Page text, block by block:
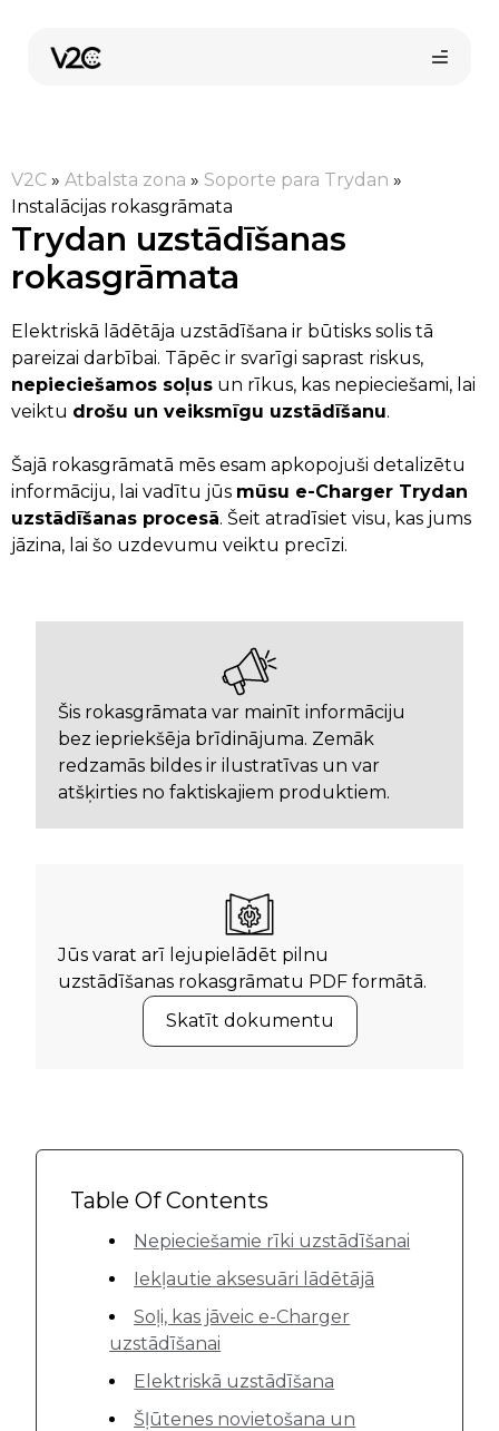
content
V2C » Atbalsta zona » Soporte para Trydan »
Instalācijas rokasgrāmata
Trydan uzstādīšanas
rokasgrāmata
Elektriskā lādētāja uzstādīšana ir būtisks solis tā
pareizai darbībai. Tāpēc ir svarīgi saprast riskus,
nepieciešamos soļus un rīkus, kas nepieciešami, lai
veiktu drošu un veiksmīgu uzstādīšanu.
Šajā rokasgrāmatā mēs esam apkopojuši detalizētu
informāciju, lai vadītu jūs mūsu e-Charger Trydan
uzstādīšanas procesā. Šeit atradīsiet visu, kas jums
jāzina, lai šo uzdevumu veiktu precīzi.
Šis rokasgrāmata var mainīt informāciju
bez iepriekšēja brīdinājuma. Zemāk
redzamās bildes ir ilustratīvas un var
atšķirties no faktiskajiem produktiem.
Jūs varat arī lejupielādēt pilnu
uzstādīšanas rokasgrāmatu PDF formātā.
Skatīt dokumentu
Table Of Contents
Nepieciešamie rīki uzstādīšanai
Iekļautie aksesuāri lādētājā
Soļi, kas jāveic e-Charger
uzstādīšanai
Elektriskā uzstādīšana
Šļūtenes novietošana un